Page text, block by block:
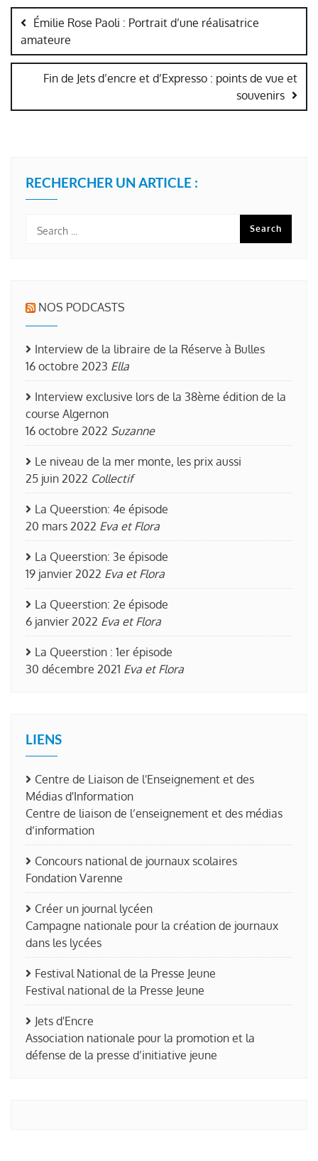
de
l’article
Émilie Rose Paoli : Portrait d’une réalisatrice
amateure
Fin de Jets d’encre et d’Expresso : points de vue et
souvenirs
RECHERCHER UN ARTICLE :
NOS PODCASTS
Interview de la libraire de la Réserve à Bulles
16 octobre 2023 Ella
Interview exclusive lors de la 38ème édition de la
course Algernon
16 octobre 2022 Suzanne
Le niveau de la mer monte, les prix aussi
25 juin 2022 Collectif
La Queerstion: 4e épisode
20 mars 2022 Eva et Flora
La Queerstion: 3e épisode
19 janvier 2022 Eva et Flora
La Queerstion: 2e épisode
6 janvier 2022 Eva et Flora
La Queerstion : 1er épisode
30 décembre 2021 Eva et Flora
LIENS
Centre de Liaison de l'Enseignement et des
Médias d'Information
Centre de liaison de l’enseignement et des médias
d’information
Concours national de journaux scolaires
Fondation Varenne
Créer un journal lycéen
Campagne nationale pour la création de journaux
dans les lycées
Festival National de la Presse Jeune
Festival national de la Presse Jeune
Jets d'Encre
Association nationale pour la promotion et la
défense de la presse d’initiative jeune